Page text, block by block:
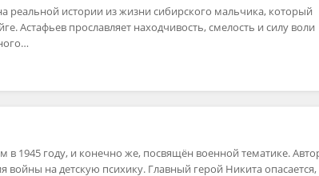
реальной истории из жизни сибирского мальчика, который
Астафьев прославляет находчивость, смелость и силу воли
в 1945 году, и конечно же, посвящён военной тематике.
войны на детскую психику. Главный герой Никита опасается,